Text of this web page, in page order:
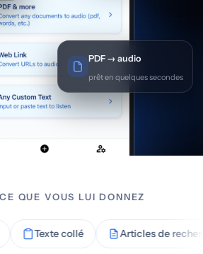
PDF → audio
prêt en quelques secondes
QUE VOUS LUI DONNEZ
collé Articles de recherche